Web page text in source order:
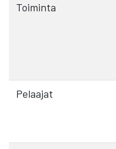
Toiminta
Pelaajat